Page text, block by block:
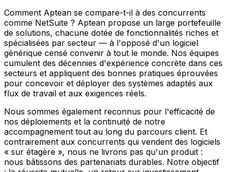
Comment Aptean se compare-t-il à des concurrents
comme NetSuite ? Aptean propose un large portefeuille
de solutions, chacune dotée de fonctionnalités riches et
spécialisées par secteur — à l'opposé d'un logiciel
générique censé convenir à tout le monde. Nos équipes
cumulent des décennies d'expérience concrète dans ces
secteurs et appliquent des bonnes pratiques éprouvées
pour concevoir et déployer des systèmes adaptés aux
flux de travail et aux exigences réels.
Nous sommes également reconnus pour l'efficacité de
nos déploiements et la continuité de notre
accompagnement tout au long du parcours client. Et
contrairement aux concurrents qui vendent des logiciels
« sur étagère », nous ne livrons pas qu'un produit :
nous bâtissons des partenariats durables. Notre objectif